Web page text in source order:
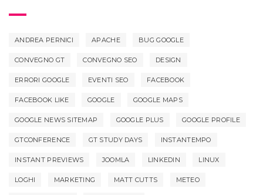
ANDREA PERNICI APACHE BUG GOOGLE
CONVEGNO GT CONVEGNO SEO DESIGN
ERRORI GOOGLE EVENTI SEO FACEBOOK
FACEBOOK LIKE GOOGLE GOOGLE MAPS
GOOGLE NEWS SITEMAP GOOGLE PLUS GOOGLE PROFILE
GTCONFERENCE GT STUDY DAYS INSTANTEMPO
INSTANT PREVIEWS JOOMLA LINKEDIN LINUX
LOGHI MARKETING MATT CUTTS METEO